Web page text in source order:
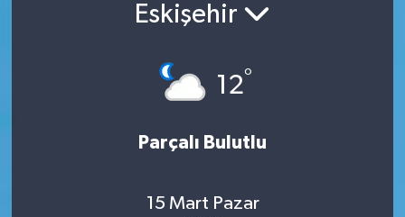
Eskişehir
12°
Parçalı Bulutlu
15 Mart Pazar